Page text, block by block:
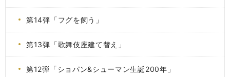
第14弾「フグを飼う」
第13弾「歌舞伎座建て替え」
第12弾「ショパン&シューマン生誕200年」